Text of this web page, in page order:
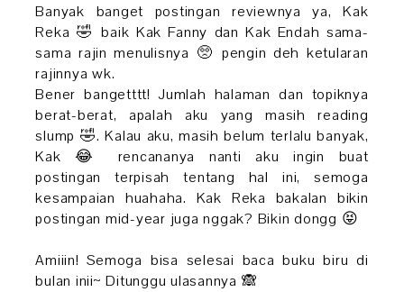
Banyak banget postingan reviewnya ya, Kak
Reka 🤣 baik Kak Fanny dan Kak Endah sama-
sama rajin menulisnya 🥺 pengin deh ketularan
rajinnya wk.
Bener bangetttt! Jumlah halaman dan topiknya
berat-berat, apalah aku yang masih reading
slump 🤣. Kalau aku, masih belum terlalu banyak,
Kak 😂 rencananya nanti aku ingin buat
postingan terpisah tentang hal ini, semoga
kesampaian huahaha. Kak Reka bakalan bikin
postingan mid-year juga nggak? Bikin dongg 😝
Amiiin! Semoga bisa selesai baca buku biru di
bulan inii~ Ditunggu ulasannya 🙈